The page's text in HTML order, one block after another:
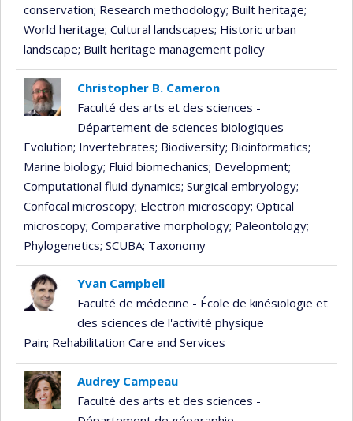
conservation; Research methodology; Built heritage;
World heritage; Cultural landscapes; Historic urban
landscape; Built heritage management policy
Christopher B. Cameron
Faculté des arts et des sciences -
Département de sciences biologiques
Evolution; Invertebrates; Biodiversity; Bioinformatics;
Marine biology; Fluid biomechanics; Development;
Computational fluid dynamics; Surgical embryology;
Confocal microscopy; Electron microscopy; Optical
microscopy; Comparative morphology; Paleontology;
Phylogenetics; SCUBA; Taxonomy
Yvan Campbell
Faculté de médecine - École de kinésiologie et
des sciences de l'activité physique
Pain; Rehabilitation Care and Services
Audrey Campeau
Faculté des arts et des sciences -